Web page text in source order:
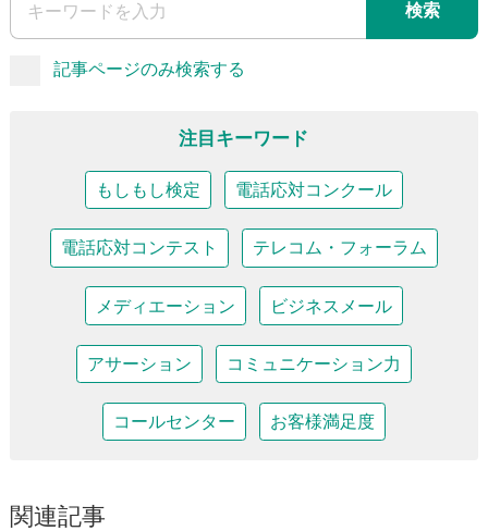
検索
記事ページのみ検索する
注目キーワード
もしもし検定 電話応対コンクール
電話応対コンテスト テレコム・フォーラム
メディエーション ビジネスメール
アサーション コミュニケーション力
コールセンター お客様満足度
関連記事